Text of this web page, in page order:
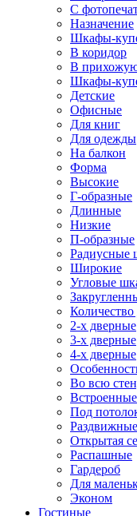
С
Назначение
Шкафы-
В коридор
В
Шкафы-
Детские
Офисные
Для книг
Для одежды
На балкон
Форма
Высокие
Г-образные
Длинные
Низкие
П-образные
Радиусные
Широкие
Угловые
Количество
2-х дверные
3-х дверные
4-х дверные
Во всю
Под
Открытая
Распашные
Гардероб
Для
Эконом
Гостиные